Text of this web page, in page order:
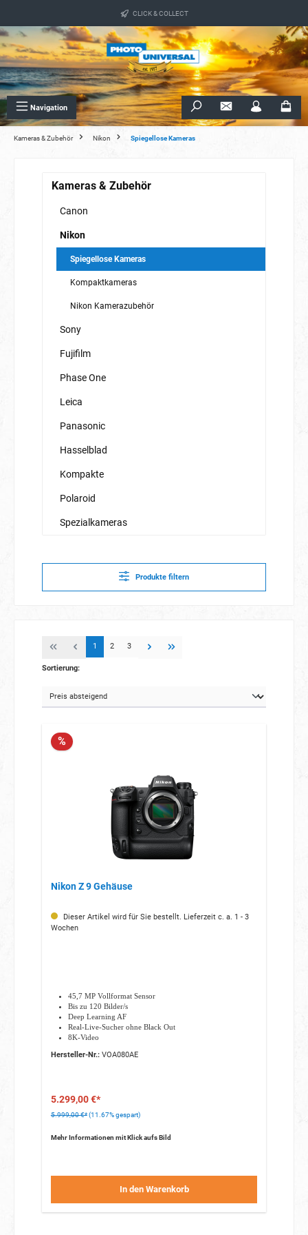
CLICK & COLLECT
Navigation
Kameras & Zubehör Nikon Spiegellose Kameras
Kameras & Zubehör
Canon
Nikon
Spiegellose Kameras
Kompaktkameras
Nikon Kamerazubehör
Sony
Fujifilm
Phase One
Leica
Panasonic
Hasselblad
Kompakte
Polaroid
Spezialkameras
Produkte filtern
1 2 3
Sortierung:
%
Nikon Z 9 Gehäuse
Dieser Artikel wird für Sie bestellt. Lieferzeit c. a. 1 - 3
Wochen
45,7 MP Vollformat Sensor
Bis zu 120 Bilder/s
Deep Learning AF
Real-Live-Sucher ohne Black Out
8K-Video
Hersteller-Nr.:VOA080AE
5.299,00 €*
5.999,00 €* (11.67% gespart)
Mehr Informationen mit Klick aufs Bild
In den Warenkorb